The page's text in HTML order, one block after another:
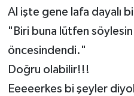
Al işte gene lafa dayalı
"Biri buna lütfen
öncesindendi."
Doğru olabilir!!!
Eeeeerkes bi şeyler